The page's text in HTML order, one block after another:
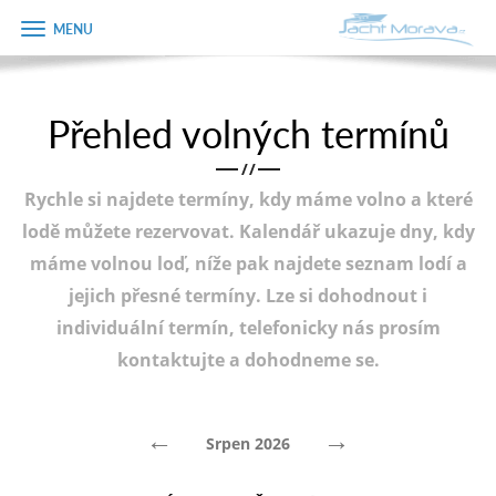
Úvodní strana
Plán plavby
Tipy na výlet
Fotogalerie
Zobrazit
menu
Přehled volných termínů
/ /
Rychle si najdete termíny, kdy máme volno a které
lodě můžete rezervovat. Kalendář ukazuje dny, kdy
máme volnou loď, níže pak najdete seznam lodí a
jejich přesné termíny. Lze si dohodnout i
individuální termín, telefonicky nás prosím
kontaktujte a dohodneme se.
← Srpen 2026 →
Objednávka
dárkového
Jméno
Telefon
E-mail